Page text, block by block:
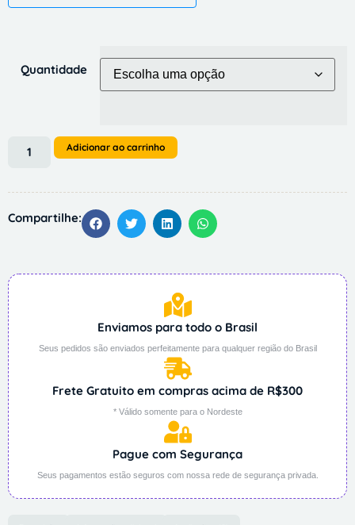
Quantidade
Adicionar ao carrinho
Compartilhe:
Enviamos para todo o Brasil
Seus pedidos são enviados perfeitamente para qualquer região do Brasil
Frete Gratuito em compras acima de R$300
* Válido somente para o Nordeste
Pague com Segurança
Seus pagamentos estão seguros com nossa rede de segurança privada.